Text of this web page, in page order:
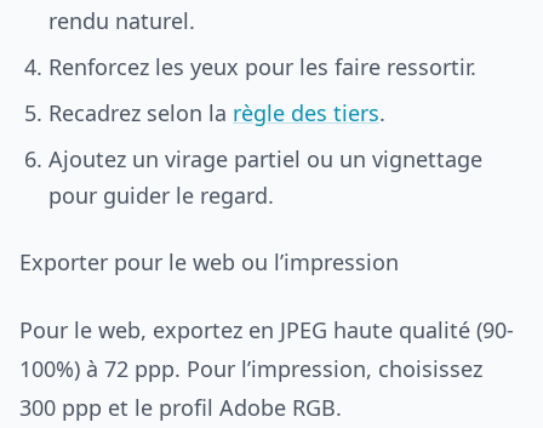
rendu naturel.
Renforcez les yeux pour les faire ressortir.
Recadrez selon la règle des tiers.
Ajoutez un virage partiel ou un vignettage
pour guider le regard.
Exporter pour le web ou l’impression
Pour le web, exportez en JPEG haute qualité (90-
100%) à 72 ppp. Pour l’impression, choisissez
300 ppp et le profil Adobe RGB.